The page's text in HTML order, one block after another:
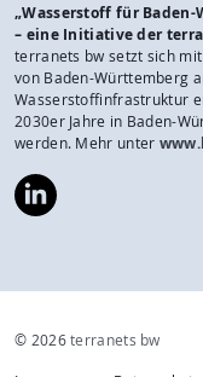
„Wasserstoff für Baden-
– eine Initiative der
terranets bw setzt sich
von Baden-Württemberg
Wasserstoffinfrastruktur
2030er Jahre in Baden-
werden. Mehr unter
https://www.linkedin.com/
f%C3%BCr-
© 2026terranets bw